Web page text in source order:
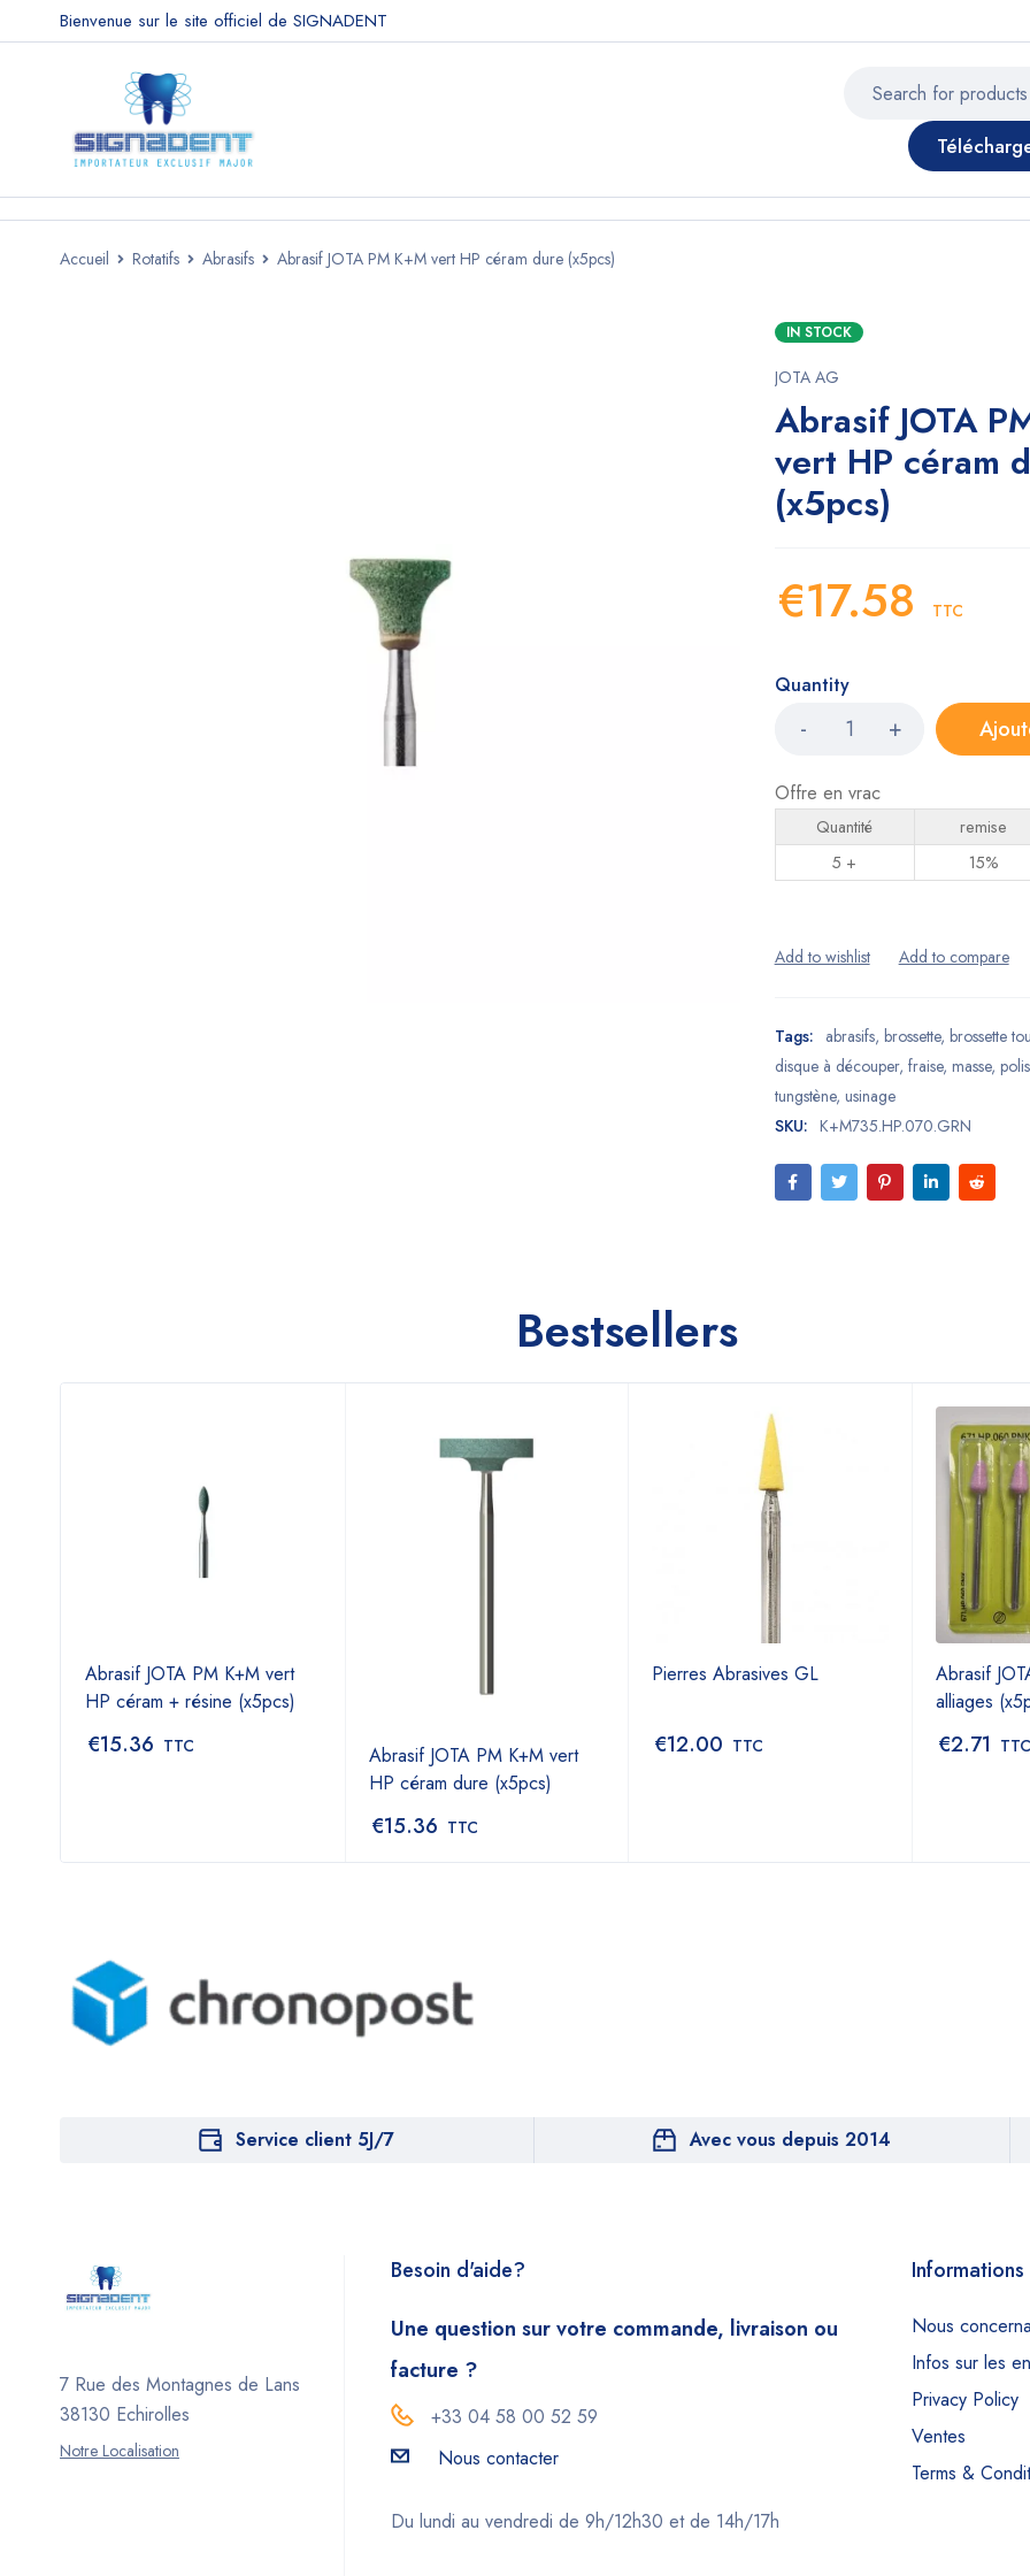
Bienvenue sur le site officiel de SIGNADENT
Accueil Rotatifs Abrasifs Abrasif JOTA PM K+M vert HP céram dure (x5pcs)
IN STOCK
JOTA AG
Abrasif JOTA
vert HP céram
(x5pcs)
€17.58 TTC
Quantity
Offre en vrac
Quantité remise
5 +
15%
Tags: abrasifs, brossette, brossette
disque à découper, fraise, masse,
tungstène, usinage
SKU: K+M735.HP.070.GRN
Bestsellers
Abrasif JOTA PM K+M vert
HP céram + résine (x5pcs)
€15.36 TTC
Abrasif JOTA PM K+M vert
HP céram dure (x5pcs)
€15.36 TTC
Pierres Abrasives GL
€12.00 TTC
Abrasif
alliages
€2.71 TTC
Service client 5J/7 Avec vous depuis 2014
7 Rue des Montagnes de Lans
38130 Echirolles
Notre Localisation
Besoin d'aide?
Une question sur votre commande, livraison ou
facture ?
+33 04 58 00 52 59
Nous contacter
Du lundi au vendredi de 9h/12h30 et de 14h/17h
Informations
Nous
Infos sur les
Privacy Policy
Ventes
Terms &